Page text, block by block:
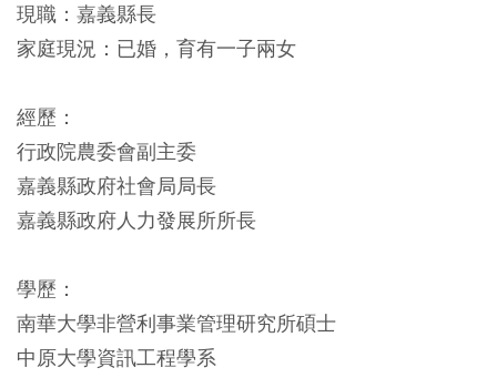
現職：嘉義縣長
家庭現況：已婚，育有一子兩女
經歷：
行政院農委會副主委
嘉義縣政府社會局局長
嘉義縣政府人力發展所所長
學歷：
南華大學非營利事業管理研究所碩士
中原大學資訊工程學系